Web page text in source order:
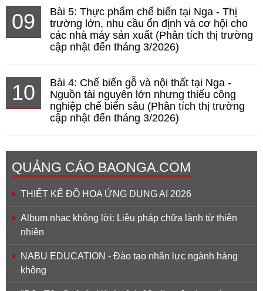
09
Bài 5: Thực phẩm chế biến tại Nga - Thị
trường lớn, nhu cầu ổn định và cơ hội cho
các nhà máy sản xuất (Phân tích thị trường
cập nhật đến tháng 3/2026)
10
Bài 4: Chế biến gỗ và nội thất tại Nga -
Nguồn tài nguyên lớn nhưng thiếu công
nghiệp chế biến sâu (Phân tích thị trường
cập nhật đến tháng 3/2026)
QUẢNG CÁO BAONGA.COM
THIẾT KẾ ĐỒ HỌA ỨNG DỤNG AI 2026
Album nhạc không lời: Liệu pháp chữa lành từ thiên
nhiên
NABU EDUCATION - Đào tạo nhân lực ngành hàng
không